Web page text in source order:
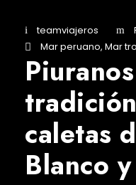
teamviajeros
Mar peruano, Mar
caletas
Blanco